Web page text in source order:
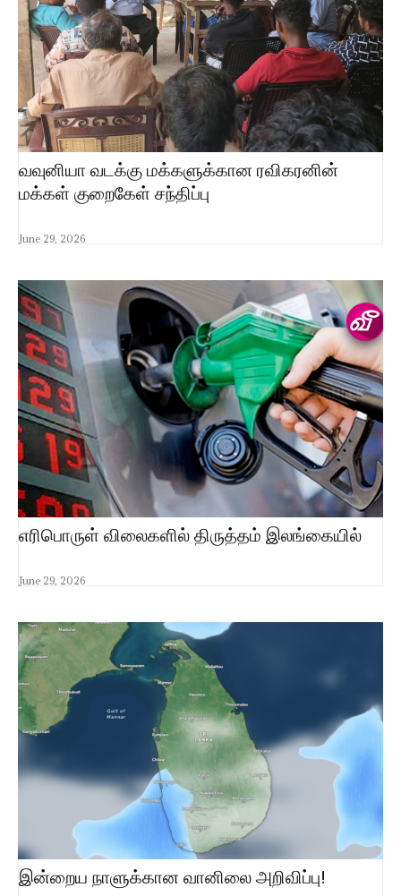
வவுனியா வடக்கு மக்களுக்கான ரவிகரனின்
மக்கள் குறைகேள் சந்திப்பு
June 29, 2026
எரிபொருள் விலைகளில் திருத்தம் இலங்கையில்
June 29, 2026
இன்றைய நாளுக்கான வானிலை அறிவிப்பு!